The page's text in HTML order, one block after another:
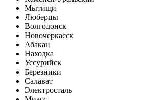
Мытищи
Люберцы
Волгодонск
Новочеркасск
Абакан
Находка
Уссурийск
Березники
Салават
Электросталь